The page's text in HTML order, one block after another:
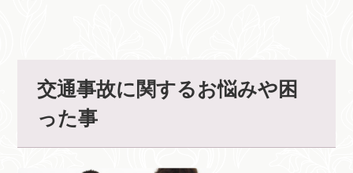
交通事故に関するお悩みや困
った事